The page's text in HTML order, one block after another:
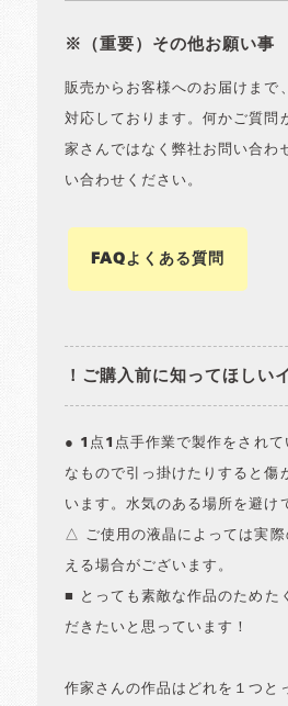
※（重要）その他お願い事
販売からお客様へのお届けまで
対応しております。何かご質問
家さんではなく弊社お問い合わ
い合わせください。
FAQよくある質問
！ご購入前に知ってほしい
● 1点1点手作業で製作をされて
なもので引っ掛けたりすると傷
います。水気のある場所を避け
△ ご使用の液晶によっては実際
える場合がございます。
■ とっても素敵な作品のためた
だきたいと思っています！
作家さんの作品はどれを１つと